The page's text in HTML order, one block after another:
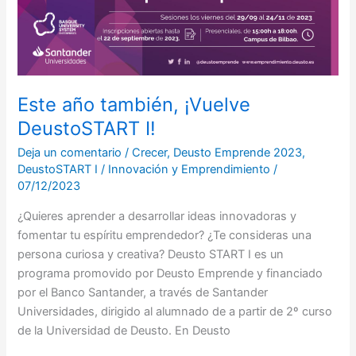
Este año también, ¡Vuelve
DeustoSTART I!
Deja un comentario /Crecer, Deusto Emprende 2023,
DeustoSTART I / Innovación y Emprendimiento/
07/12/2023
¿Quieres aprender a desarrollar ideas innovadoras y
fomentar tu espíritu emprendedor? ¿Te consideras una
persona curiosa y creativa? Deusto START I es un
programa promovido por Deusto Emprende y financiado
por el Banco Santander, a través de Santander
Universidades, dirigido al alumnado de a partir de 2º curso
de la Universidad de Deusto. En Deusto
I!